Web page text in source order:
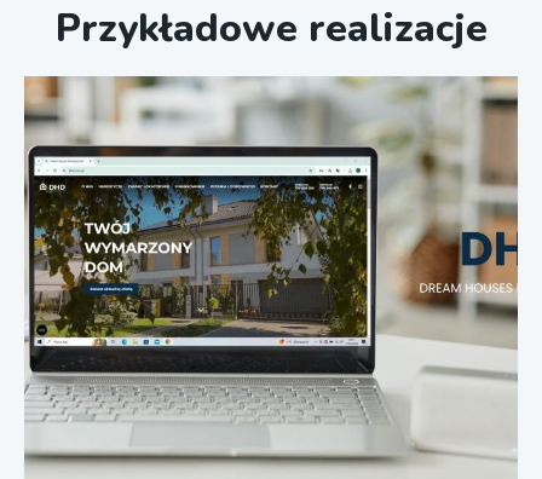
Przykładowe realizacje